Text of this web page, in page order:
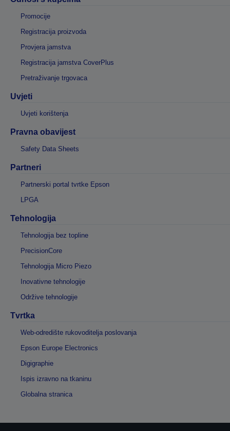
Promocije
Registracija proizvoda
Provjera jamstva
Registracija jamstva CoverPlus
Pretraživanje trgovaca
Uvjeti
Uvjeti korištenja
Pravna obavijest
Safety Data Sheets
Partneri
Partnerski portal tvrtke Epson
LPGA
Tehnologija
Tehnologija bez topline
PrecisionCore
Tehnologija Micro Piezo
Inovativne tehnologije
Održive tehnologije
Tvrtka
Web-odredište rukovoditelja poslovanja
Epson Europe Electronics
Digigraphie
Ispis izravno na tkaninu
Globalna stranica